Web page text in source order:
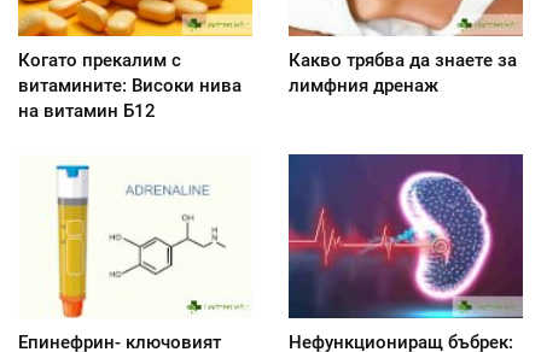
Когато прекалим с
витамините: Високи нива
на витамин Б12
Какво трябва да знаете за
лимфния дренаж
Епинефрин- ключовият
Нефункциониращ бъбрек: